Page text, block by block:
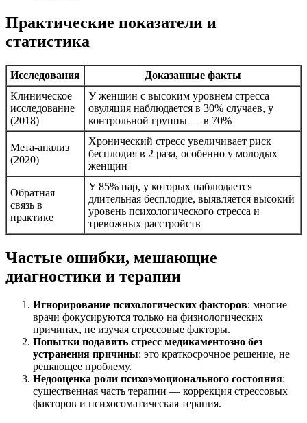
Практические показатели и
статистика
Исследования
Доказанные факты
Клиническое
исследование
(2018)
У женщин с высоким уровнем стресса
овуляция наблюдается в 30% случаев, у
контрольной группы — в 70%
Мета-анализ
(2020)
Хронический стресс увеличивает риск
бесплодия в 2 раза, особенно у молодых
женщин
Обратная
связь в
практике
У 85% пар, у которых наблюдается
длительная бесплодие, выявляется высокий
уровень психологического стресса и
тревожных расстройств
Частые ошибки, мешающие
диагностики и терапии
Игнорирование психологических факторов: многие
врачи фокусируются только на физиологических
причинах, не изучая стрессовые факторы.
Попытки подавить стресс медикаментозно без
устранения причины: это краткосрочное решение, не
решающее проблему.
Недооценка роли психоэмоционального состояния:
существенная часть терапии — коррекция стрессовых
факторов и психосоматическая терапия.